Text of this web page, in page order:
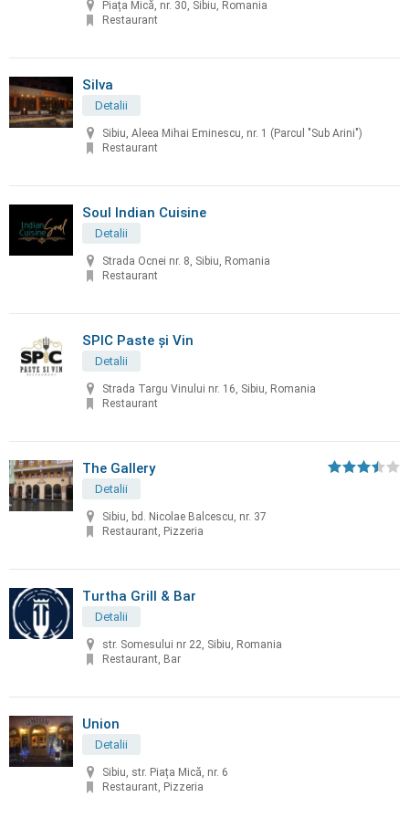
Piața Mică, nr. 30, Sibiu, Romania
Restaurant
Silva
Detalii
Sibiu, Aleea Mihai Eminescu, nr. 1 (Parcul "Sub Arini")
Restaurant
Soul Indian Cuisine
Detalii
Strada Ocnei nr. 8, Sibiu, Romania
Restaurant
SPIC Paste și Vin
Detalii
Strada Targu Vinului nr. 16, Sibiu, Romania
Restaurant
The Gallery
Detalii
Sibiu, bd. Nicolae Balcescu, nr. 37
Restaurant, Pizzeria
Turtha Grill & Bar
Detalii
str. Somesului nr 22, Sibiu, Romania
Restaurant, Bar
Union
Detalii
Sibiu, str. Piața Mică, nr. 6
Restaurant, Pizzeria